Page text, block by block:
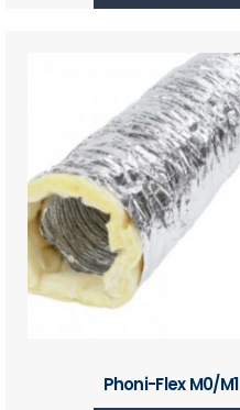
Phoni-Flex M0/M1